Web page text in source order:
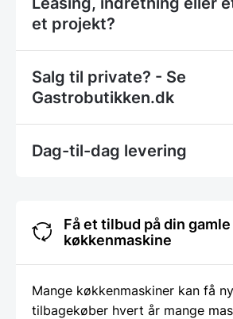
et projekt?
Salg til private? - Se
Gastrobutikken.dk
Dag-til-dag levering
Få et tilbud på din gamle
køkkenmaskine
Mange køkkenmaskiner kan få
tilbagekøber hvert år mange